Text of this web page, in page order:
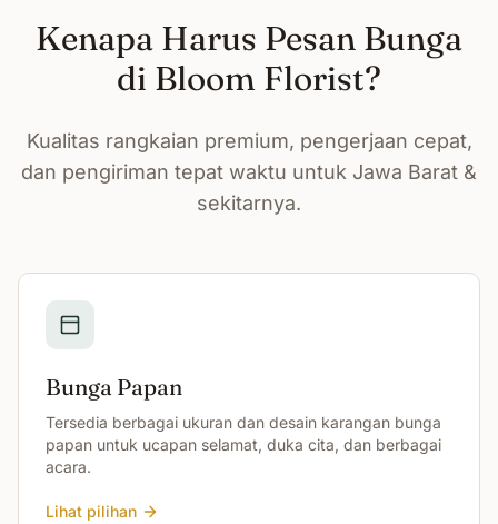
Kenapa Harus Pesan Bunga
di Bloom Florist?
Kualitas rangkaian premium, pengerjaan cepat,
dan pengiriman tepat waktu untuk Jawa Barat &
sekitarnya.
Bunga Papan
Tersedia berbagai ukuran dan desain karangan bunga
papan untuk ucapan selamat, duka cita, dan berbagai
acara.
Lihat pilihan